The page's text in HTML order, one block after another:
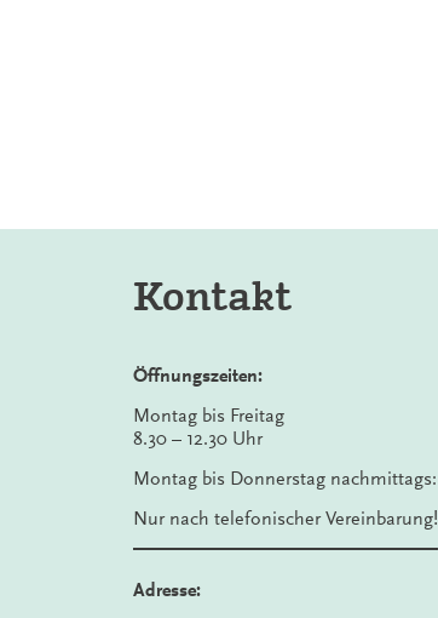
Kontakt
Öffnungszeiten:
Montag bis Freitag
8.30 – 12.30 Uhr
Montag bis Donnerstag nachmittags:
Nur nach telefonischer Vereinbarung!
Adresse: